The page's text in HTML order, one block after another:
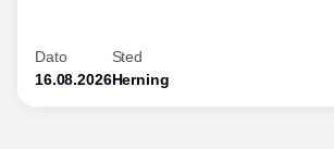
Dato
16.08.2026
Sted
Herning